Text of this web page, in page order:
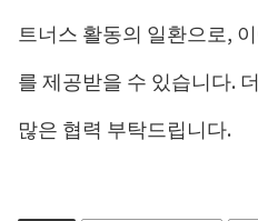
트너스 활동의 일환으로,
를 제공받을 수 있습니다.
많은 협력 부탁드립니다.